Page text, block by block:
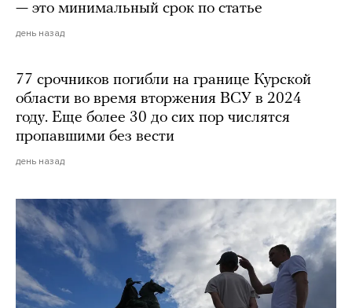
— это минимальный срок по статье
день назад
77 срочников погибли на границе Курской
области во время вторжения ВСУ в 2024
году. Еще более 30 до сих пор числятся
пропавшими без вести
день назад